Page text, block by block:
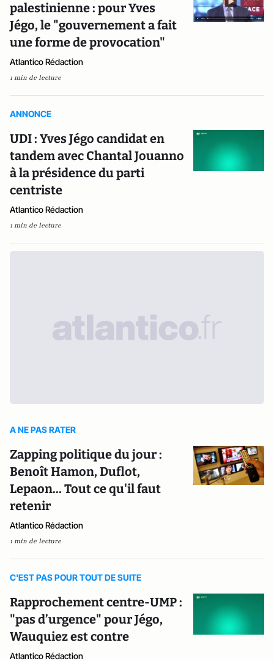
palestinienne : pour Yves
Jégo, le "gouvernement a fait
une forme de provocation"
Atlantico Rédaction
1 min de lecture
ANNONCE
UDI : Yves Jégo candidat en
tandem avec Chantal Jouanno
à la présidence du parti
centriste
Atlantico Rédaction
1 min de lecture
A NE PAS RATER
Zapping politique du jour :
Benoît Hamon, Duflot,
Lepaon... Tout ce qu'il faut
retenir
Atlantico Rédaction
1 min de lecture
C'EST PAS POUR TOUT DE SUITE
Rapprochement centre-UMP :
"pas d’urgence" pour Jégo,
Wauquiez est contre
Atlantico Rédaction